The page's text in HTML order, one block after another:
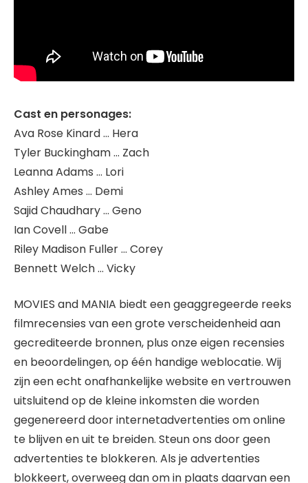
Cast en personages:
Ava Rose Kinard … Hera
Tyler Buckingham … Zach
Leanna Adams … Lori
Ashley Ames … Demi
Sajid Chaudhary … Geno
Ian Covell … Gabe
Riley Madison Fuller … Corey
Bennett Welch … Vicky
MOVIES and MANIA biedt een geaggregeerde reeks
filmrecensies van een grote verscheidenheid aan
gecrediteerde bronnen, plus onze eigen recensies
en beoordelingen, op één handige weblocatie. Wij
zijn een echt onafhankelijke website en vertrouwen
uitsluitend op de kleine inkomsten die worden
gegenereerd door internetadvertenties om online
te blijven en uit te breiden. Steun ons door geen
advertenties te blokkeren. Als je advertenties
blokkeert, overweeg dan om in plaats daarvan een